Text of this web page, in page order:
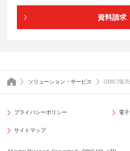
資料請求
トップページ
ソリューション・サービス OBIC7販
プライバシーポリシー 電
サイトマップ